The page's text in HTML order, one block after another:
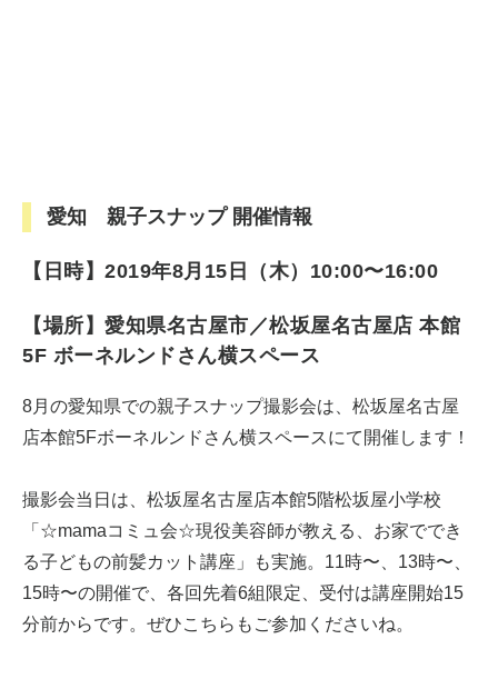
愛知 親子スナップ 開催情報
【日時】2019年8月15日（木）10:00〜16:00
【場所】愛知県名古屋市／松坂屋名古屋店 本館
5F ボーネルンドさん横スペース
8月の愛知県での親子スナップ撮影会は、松坂屋名古屋
店本館5Fボーネルンドさん横スペースにて開催します！
撮影会当日は、松坂屋名古屋店本館5階松坂屋小学校
「☆mamaコミュ会☆現役美容師が教える、お家ででき
る子どもの前髪カット講座」も実施。11時〜、13時〜、
15時〜の開催で、各回先着6組限定、受付は講座開始15
分前からです。ぜひこちらもご参加くださいね。